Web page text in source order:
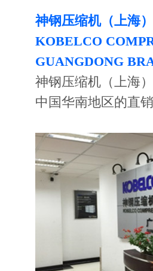
神钢压缩机（上海
KOBELCO
GUANGDONG
神钢压缩机（上海
中国华南地区的直